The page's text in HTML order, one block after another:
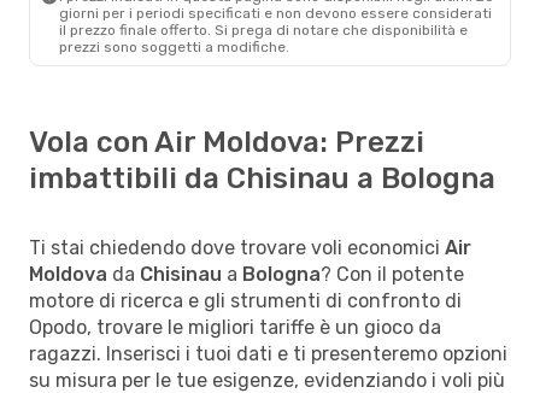
giorni per i periodi specificati e non devono essere considerati
il ​​prezzo finale offerto. Si prega di notare che disponibilità e
prezzi sono soggetti a modifiche.
Vola con Air Moldova: Prezzi
imbattibili da Chisinau a Bologna
Ti stai chiedendo dove trovare voli economici Air
Moldova da Chisinau a Bologna? Con il potente
motore di ricerca e gli strumenti di confronto di
Opodo, trovare le migliori tariffe è un gioco da
ragazzi. Inserisci i tuoi dati e ti presenteremo opzioni
su misura per le tue esigenze, evidenziando i voli più